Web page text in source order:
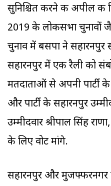
सुनिश्चित करने की अपील की
2019 के लोकसभा चुनावों
चुनाव में बसपा ने सहारनपुर
सहारनपुर में एक रैली को
मतदाताओं से अपनी पार्टी
और पार्टी के सहारनपुर
उम्मीदवार श्रीपाल सिंह
के लिए वोट मांगे.
सहारनपुर और मुजफ्फरनगर